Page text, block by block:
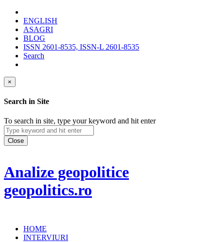
ENGLISH
ASAGRI
BLOG
ISSN 2601-8535, ISSN-L 2601-8535
Search
×
Search in Site
To search in site, type your keyword and hit enter
Close
Analize geopolitice
geopolitics.ro
HOME
INTERVIURI